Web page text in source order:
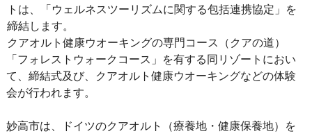
トは、「ウェルネスツーリズムに関する包括連携協定」を
締結します。
クアオルト健康ウオーキングの専門コース（クアの道）
「フォレストウォークコース」を有する同リゾートにおい
て、締結式及び、クアオルト健康ウオーキングなどの体験
会が行われます。
妙高市は、ドイツのクアオルト（療養地・健康保養地）を